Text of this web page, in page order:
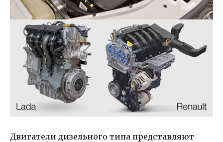
Двигатели дизельного типа представляют